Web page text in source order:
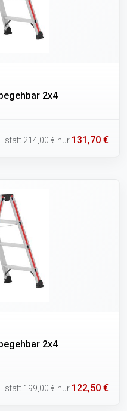
2x4
statt214,00 € nur 131,70 €
2x4
statt199,00 € nur 122,50 €